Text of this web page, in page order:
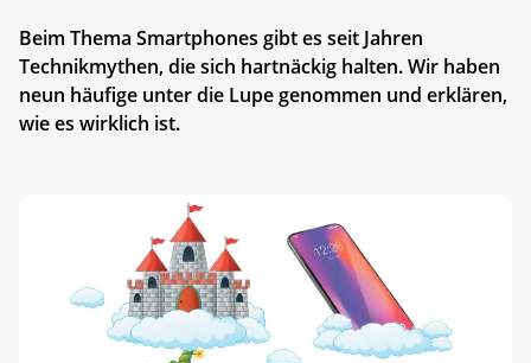
Beim Thema Smartphones gibt es seit Jahren
Technikmythen, die sich hartnäckig halten. Wir haben
neun häufige unter die Lupe genommen und erklären,
wie es wirklich ist.